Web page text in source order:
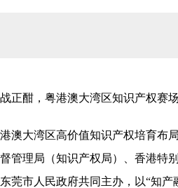
正酣，粤港澳大湾区知识产权赛
澳大湾区高价值知识产权培育布
管理局（知识产权局）、香港特
莞市人民政府共同主办，以“知